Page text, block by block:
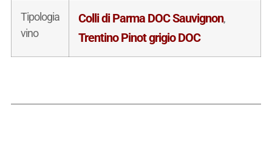
Tipologia
vino
Colli di Parma DOC Sauvignon,
Trentino Pinot grigio DOC